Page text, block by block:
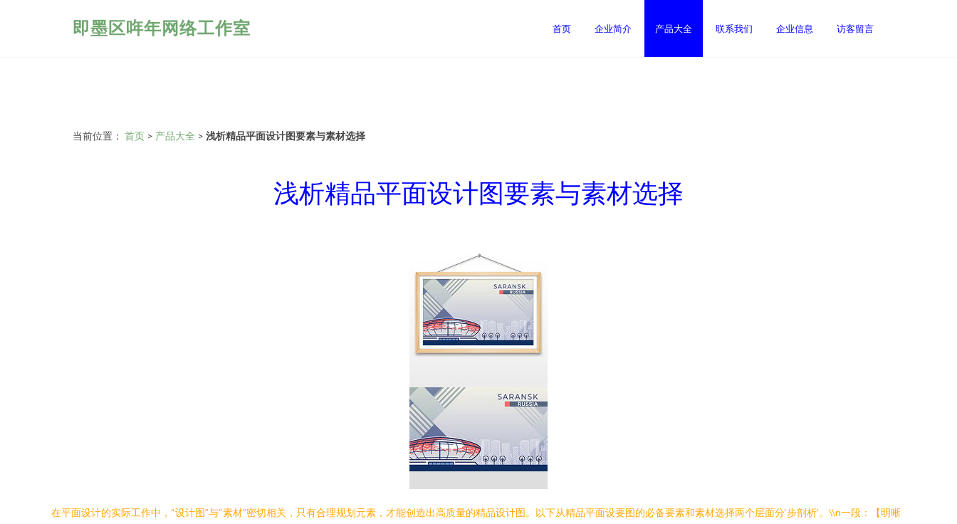
即墨区哖年网络工作室 首页 企业简介 产品大全 联系我们 企业信息 访客留言
当前位置： 首页 > 产品大全 > 浅析精品平面设计图要素与素材选择
浅析精品平面设计图要素与素材选择
在平面设计的实际工作中，“设计图”与“素材”密切相关，只有合理规划元素，才能创造出高质量的精品设计图。以下从精品平面设要图的必备要素和素材选择两个层面分‘步剖析’。\\n一段：【明晰